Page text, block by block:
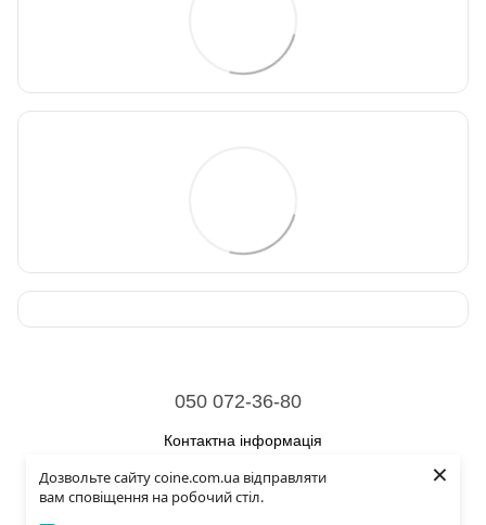
Дозвольте сайту coine.com.ua відправляти
вам сповіщення на робочий стіл.
×
050 072-36-80
Контактна інформація
Повна версія сайту